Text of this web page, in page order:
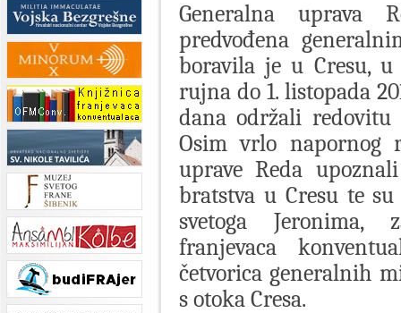
Generalna uprava
predvođena
boravila je u Cresu, u
rujna do 1. listopada
dana održali redovitu
Osim vrlo napornog
uprave Reda
bratstva u Cresu te
svetoga Jeronima,
franjevaca
četvorica generalnih
s otoka Cresa.